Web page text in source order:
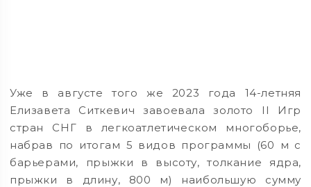
Уже в августе того же 2023 года 14-летняя
Елизавета Ситкевич завоевала золото II Игр
стран СНГ в легкоатлетическом многоборье,
набрав по итогам 5 видов программы (60 м с
барьерами, прыжки в высоту, толкание ядра,
прыжки в длину, 800 м) наибольшую сумму